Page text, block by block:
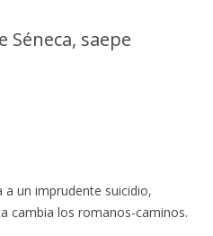
Séneca, saepe
un imprudente suicidio,
cambia los romanos-caminos.